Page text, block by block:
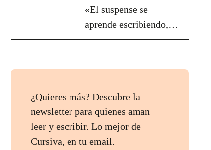
historias
«El suspense se
aprende escribiendo,
¿Quieres más? Descubre la
newsletter para quienes aman
leer y escribir. Lo mejor de